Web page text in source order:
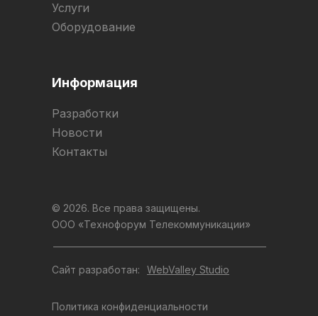
Информация
Услуги
Оборудование
Разработки
Новости
Контакты
Политика конфиденциальности
© 2026. Все права защищены.
ООО «Технофорум Телекоммуникации»
Сайт разработан: WebValley Studio